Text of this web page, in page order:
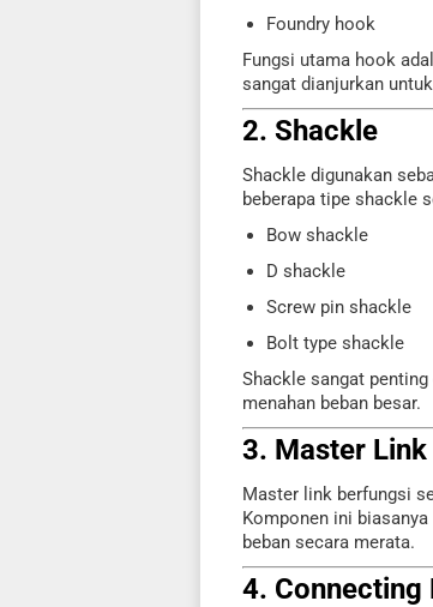
Foundry hook
Fungsi utama hook
sangat dianjurkan
2. Shackle
Shackle digunakan
beberapa tipe shackle
Bow shackle
D shackle
Screw pin shackle
Bolt type shackle
Shackle sangat
menahan beban besar.
3. Master Link
Master link berfungsi
Komponen ini
beban secara merata.
4. Connecting